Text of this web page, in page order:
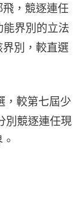
，競逐連任
界別的立法
別，較直選
，較第七屆少
別競逐連任現